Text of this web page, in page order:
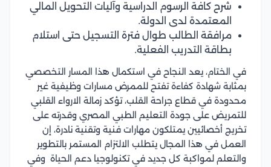
شرح كافة الرسوم الدراسية وآليات التحويل المالي
المعتمدة لدى الدولة.
مرافقة الطالب طوال فترة التسجيل حتى استلام
بطاقة التدريب الفعلية.
في الختام، يعد النجاح في استكمال هذا المسار التخصصي
بمثابة شهادة كفاءة تفتح للممرض مسارات وظيفية غير
محدودة في قطاع جراحة القلب، تؤكد زمالة الارواء القلبي
للتمريض على جودة التعليم الطبي المصري وقدرته على
تخريج أخصائيين يمتلكون مهارات فنية وتقنية نادرة، إن
العمل في هذا المجال يتطلب الالتزام المستمر بالتطوير
والتعلم لمواكبة كل جديد في تكنولوجيا دعم الحياة وفي